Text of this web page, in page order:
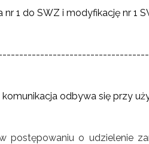
nr 1 do SWZ i modyfikację nr 1
odbywa się przy
postępowaniu o udzielenie